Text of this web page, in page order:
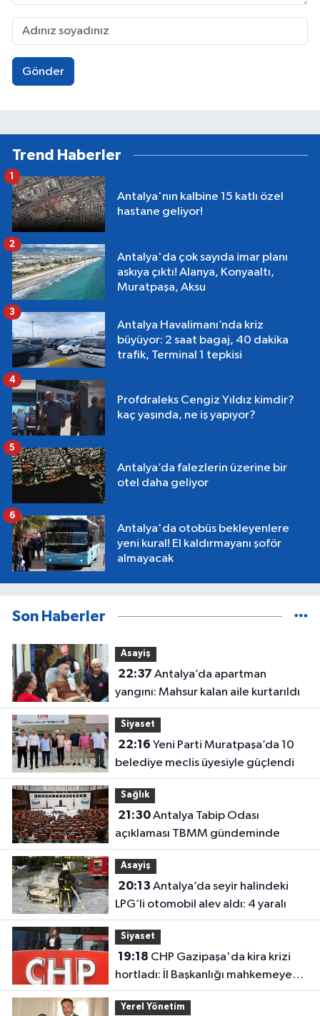
Gönder
Trend Haberler
Antalya'nın kalbine 15 katlı özel
hastane geliyor!
1
Antalya'da çok sayıda imar planı
askıya çıktı! Alanya, Konyaaltı,
Muratpaşa, Aksu
2
Antalya Havalimanı’nda kriz
büyüyor: 2 saat bagaj, 40 dakika
trafik, Terminal 1 tepkisi
3
Profdraleks Cengiz Yıldız kimdir?
kaç yaşında, ne iş yapıyor?
4
Antalya’da falezlerin üzerine bir
otel daha geliyor
5
Antalya'da otobüs bekleyenlere
yeni kural! El kaldırmayanı şoför
almayacak
6
Son Haberler
Asayiş
22:37
yangını: Mahsur kalan aile kurtarıldı
Siyaset
22:16
belediye meclis üyesiyle güçlendi
Sağlık
21:30Antalya Tabip Odası
açıklaması TBMM gündeminde
Asayiş
20:13
LPG’li otomobil alev aldı: 4 yaralı
Siyaset
19:18
hortladı: İl Başkanlığı mahkemeye
gitti
Yerel Yönetim